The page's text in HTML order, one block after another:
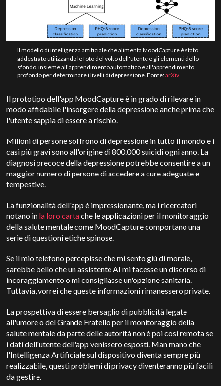
Il modello di intelligenza artificiale che alimenta MoodCapture è stato
addestrato utilizzando le foto del volto dell'utente e gli elementi dello
sfondo, insieme all'apprendimento automatico e all'apprendimento
profondo per determinare i livelli di depressione. Fonte:arXiv
Il prototipo dell'app MoodCapture è in grado di rilevare in
modo affidabile l'insorgere della depressione anche prima che
l'utente sappia di essere a rischio.
Milioni di persone soffrono di depressione in tutto il mondo e i
casi più gravi sono all'origine di 800.000 suicidi ogni anno. La
diagnosi precoce della depressione potrebbe consentire a un
maggior numero di persone di accedere a cure adeguate e
tempestive.
La funzionalità dell'app è impressionante, ma i ricercatori
notano in la loro cartache le applicazioni per il monitoraggio
della salute mentale come MoodCapture comportano una
serie di questioni etiche spinose.
Se il mio telefono percepisse che mi sento giù di morale,
sarebbe bello che un assistente AI mi facesse un discorso di
incoraggiamento o mi consigliasse un'opzione sanitaria.
Tuttavia, vorrei che queste informazioni rimanessero private.
La prospettiva di essere bersaglio di pubblicità legate
all'umore o del Grande Fratello per il monitoraggio della
salute mentale da parte delle autorità non è poi così remota se
i dati dell'utente dell'app venissero esposti. Man mano che
l'Intelligenza Artificiale sul dispositivo diventa sempre più
realizzabile, questi problemi di privacy diventeranno più facili
da gestire.